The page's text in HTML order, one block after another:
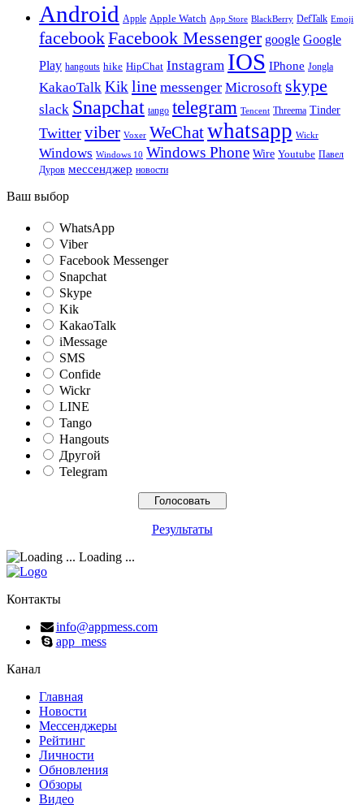
Android Apple Apple Watch App Store BlackBerry DefTalk Emoji
facebookFacebook Messenger google Google
Play hangouts hike HipChat Instagram IOS IPhone Jongla
KakaoTalk Kik line messenger Microsoft skype
slack Snapchat tango telegram Tencent Threema Tinder
Twitter viber Voxer WeChatwhatsapp Wickr
Windows Windows 10 Windows Phone Wire Youtube Павел
Дуров мессенджер новости
Ваш выбор
WhatsApp
Viber
Facebook Messenger
Snapchat
Skype
Kik
KakaoTalk
iMessage
SMS
Confide
Wickr
LINE
Tango
Hangouts
Другой
Telegram
Результаты
Loading ...
Контакты
info@appmess.com
app_mess
Канал
Главная
Новости
Мессенджеры
Рейтинг
Личности
Обновления
Обзоры
Видео